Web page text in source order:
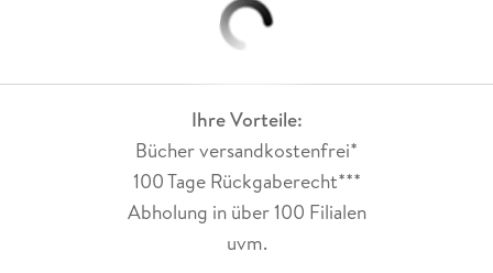
Ihre Vorteile:
Bücher versandkostenfrei*
100 Tage Rückgaberecht***
Abholung in über 100 Filialen
uvm.